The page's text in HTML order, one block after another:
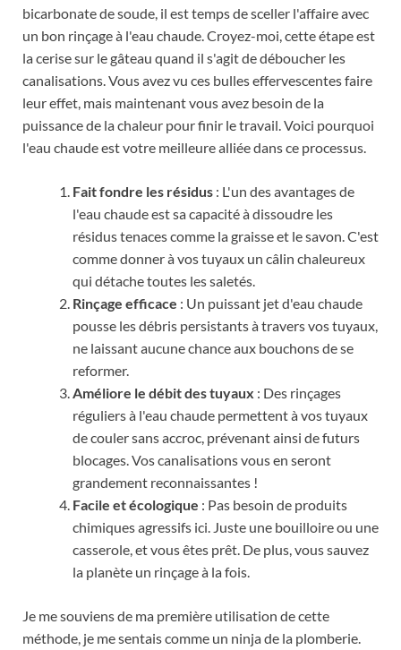
bicarbonate de soude, il est temps de sceller l'affaire avec
un bon rinçage à l'eau chaude. Croyez-moi, cette étape est
la cerise sur le gâteau quand il s'agit de déboucher les
canalisations. Vous avez vu ces bulles effervescentes faire
leur effet, mais maintenant vous avez besoin de la
puissance de la chaleur pour finir le travail. Voici pourquoi
l'eau chaude est votre meilleure alliée dans ce processus.
Fait fondre les résidus : L'un des avantages de
l'eau chaude est sa capacité à dissoudre les
résidus tenaces comme la graisse et le savon. C'est
comme donner à vos tuyaux un câlin chaleureux
qui détache toutes les saletés.
Rinçage efficace : Un puissant jet d'eau chaude
pousse les débris persistants à travers vos tuyaux,
ne laissant aucune chance aux bouchons de se
reformer.
Améliore le débit des tuyaux : Des rinçages
réguliers à l'eau chaude permettent à vos tuyaux
de couler sans accroc, prévenant ainsi de futurs
blocages. Vos canalisations vous en seront
grandement reconnaissantes !
Facile et écologique : Pas besoin de produits
chimiques agressifs ici. Juste une bouilloire ou une
casserole, et vous êtes prêt. De plus, vous sauvez
la planète un rinçage à la fois.
Je me souviens de ma première utilisation de cette
méthode, je me sentais comme un ninja de la plomberie.